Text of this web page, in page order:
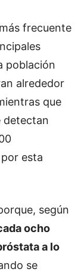
frecuente
población
alrededor
que
detectan
esta
según
ocho
a lo
se